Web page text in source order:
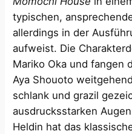
typischen,
allerdings in der
aufweist. Die
Mariko Oka und fangen
Aya Shouoto
schlank und grazil
ausdrucksstarken
Heldin hat das